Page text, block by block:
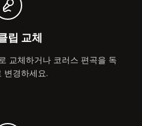
립 교체
교체하거나 코러스 편곡을 독
변경하세요.